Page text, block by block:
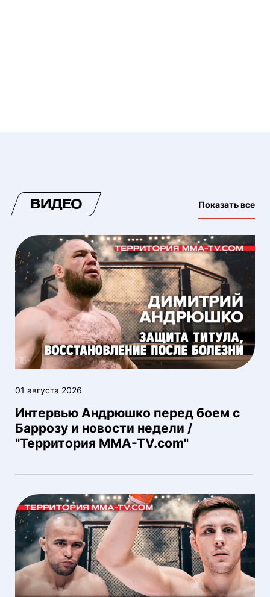
ВИДЕО Показать все
01 августа 2026
Интервью Андрюшко перед боем с
Баррозу и новости недели /
"Территория MMA-TV.com"